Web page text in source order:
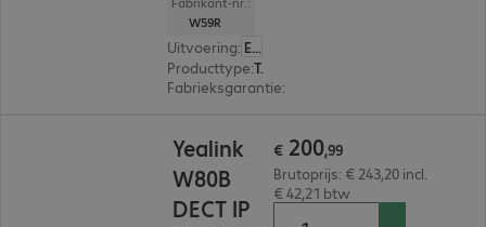
W59R
Uitvoering: Europa
Producttype: Telefoon
Fabrieksgarantie:
Yealink
W80B
DECT IP
€ 200,99
Brutoprijs: € 243,20 incl.
€ 42,21 btw